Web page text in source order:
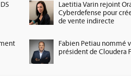
Laetitia Varin rejoint
Cyberdefense pour
de vente indirecte
Fabien Petiau nommé
président de Cloudera